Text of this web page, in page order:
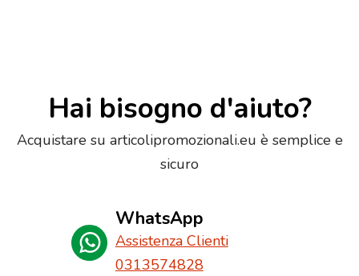
Hai bisogno d'aiuto?
Acquistare su articolipromozionali.eu è semplice e
sicuro
WhatsApp
Assistenza Clienti
0313574828